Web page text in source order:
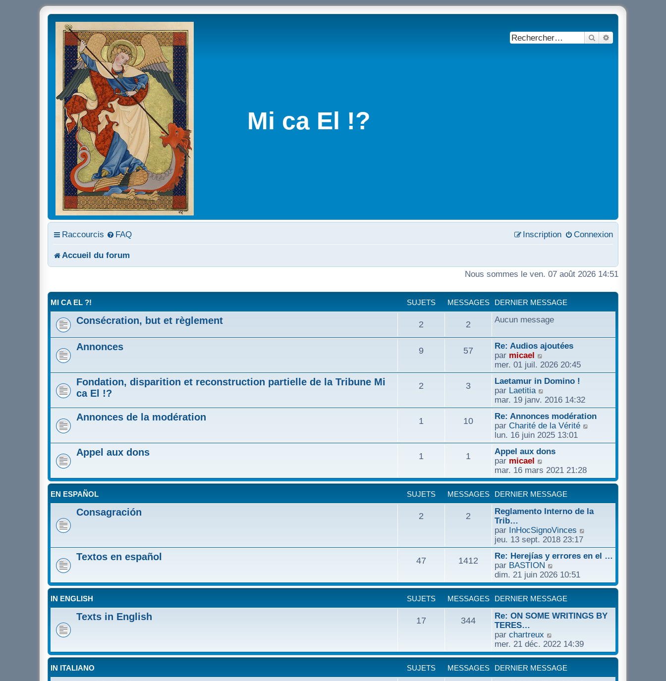
Mi ca El !?
Rechercher
Raccourcis FAQ Connexion
Inscription
Accueil du forum
Nous sommes le ven. 07 août 2026 14:51
MI CA EL ?! SUJETS MESSAGES DERNIER MESSAGE
Consécration, but et règlement 2 2 Aucun message
Annonces 9 57
Re: Audios ajoutées
par micael
o
n
s
u
t
e
r
l
e
e
r
n
i
e
r
e
s
s
a
g
e
mer. 01 juil. 2026 20:45
Fondation, disparition et reconstruction partielle de la Tribune Mi
ca El !?
2 3
Laetamur in Domino !
par Laetitia
o
n
s
u
l
t
e
e
d
e
r
i
e
r
m
e
s
s
a
g
e
mar. 19 janv. 2016 14:32
Annonces de la modération 1 10
Re: Annonces modération
par Charité de la Vérité
n
t
l
r
n
r
s
e
lun. 16 juin 2025 13:01
Appel aux dons 1 1
Appel aux dons
par micael
o
n
u
l
t
r
l
e
d
e
r
n
i
e
r
e
s
s
a
g
mar. 16 mars 2021 21:28
EN ESPAÑOL SUJETS MESSAGES DERNIER MESSAGE
Consagración 2 2
Reglamento Interno de la
Trib…
par InHocSignoVinces
n
s
t
l
r
n
jeu. 13 sept. 2018 23:17
Textos en español 47 1412
Re: Herejías y errores en el …
par BASTION
o
n
u
l
t
r
l
e
d
e
dim. 21 juin 2026 10:51
IN ENGLISH SUJETS MESSAGES DERNIER MESSAGE
Texts in English 17 344
Re: ON SOME WRITINGS BY
TERES…
par chartreux
o
n
u
mer. 21 déc. 2022 14:39
IN ITALIANO SUJETS MESSAGES DERNIER MESSAGE